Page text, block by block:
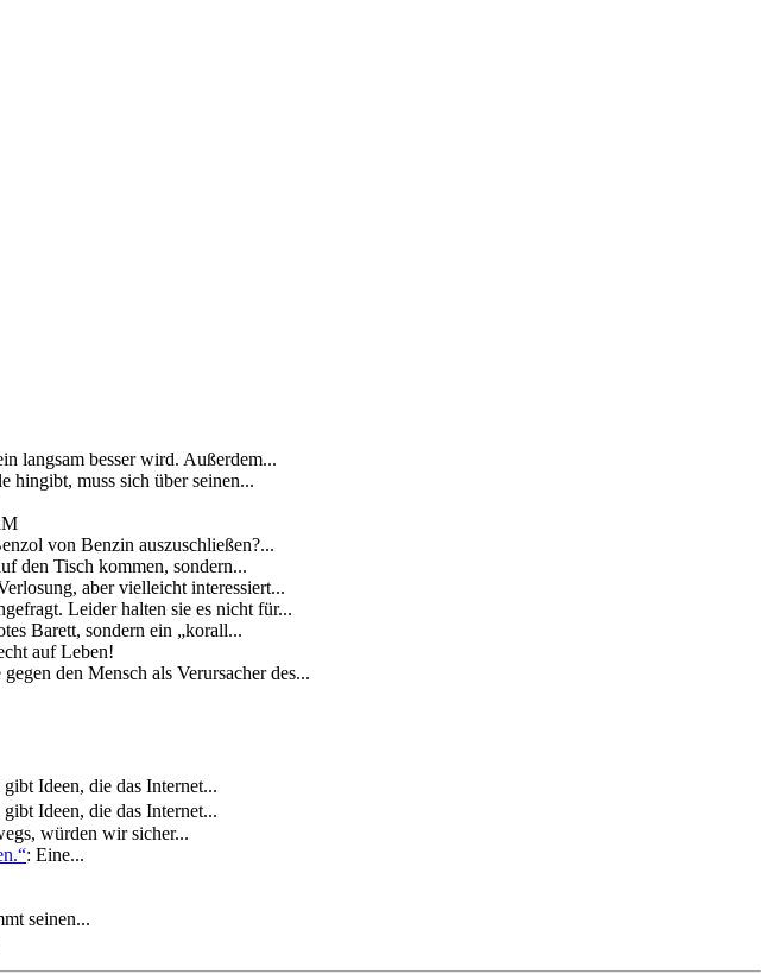
langsam besser wird. Außerdem...
hingibt, muss sich über seinen...
von Benzin auszuschließen?...
den Tisch kommen, sondern...
aber vielleicht interessiert...
Leider halten sie es nicht für...
Barett, sondern ein „korall...
auf Leben!
den Mensch als Verursacher des...
gibt Ideen, die das Internet...
gibt Ideen, die das Internet...
würden wir sicher...
: Eine...
seinen...